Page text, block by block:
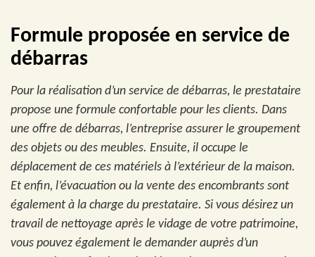
Formule proposée en service de
débarras
Pour la réalisation d’un service de débarras, le prestataire
propose une formule confortable pour les clients. Dans
une offre de débarras, l’entreprise assurer le groupement
des objets ou des meubles. Ensuite, il occupe le
déplacement de ces matériels à l’extérieur de la maison.
Et enfin, l’évacuation ou la vente des encombrants sont
également à la charge du prestataire. Si vous désirez un
travail de nettoyage après le vidage de votre patrimoine,
vous pouvez également le demander auprès d’un